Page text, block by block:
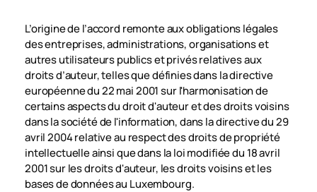
L’origine de l’accord remonte aux obligations légales
des entreprises, administrations, organisations et
autres utilisateurs publics et privés relatives aux
droits d’auteur, telles que définies dans la directive
européenne du 22 mai 2001 sur l'harmonisation de
certains aspects du droit d'auteur et des droits voisins
dans la société de l'information, dans la directive du 29
avril 2004 relative au respect des droits de propriété
intellectuelle ainsi que dans la loi modifiée du 18 avril
2001 sur les droits d'auteur, les droits voisins et les
bases de données au Luxembourg.